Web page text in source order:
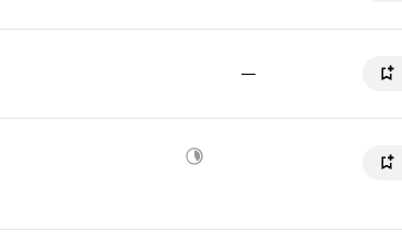
—